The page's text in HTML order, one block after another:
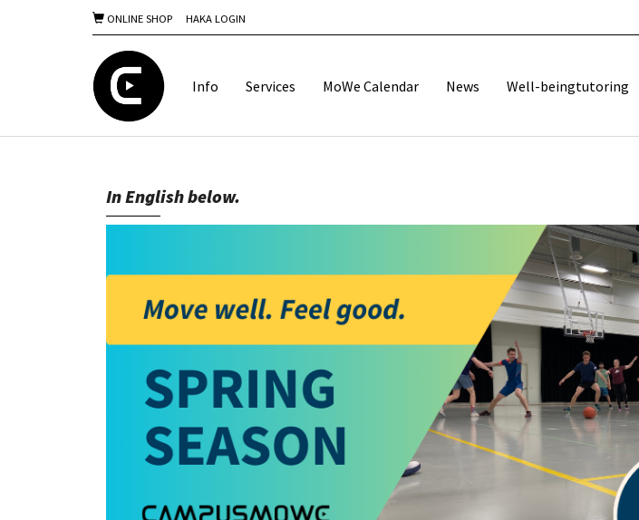
ONLINE SHOP HAKA LOGIN
Info Services MoWe Calendar News Well-beingtutoring
In English below.